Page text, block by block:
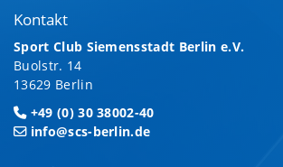
Kontakt
Sport Club Siemensstadt Berlin e.V.
Buolstr. 14
13629 Berlin
+49 (0) 30 38002-40
info@scs-berlin.de